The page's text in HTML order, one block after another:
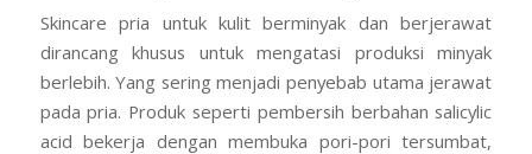
Skincare pria untuk kulit berminyak dan berjerawat
dirancang khusus untuk mengatasi produksi minyak
berlebih. Yang sering menjadi penyebab utama jerawat
pada pria. Produk seperti pembersih berbahan salicylic
acid bekerja dengan membuka pori-pori tersumbat,